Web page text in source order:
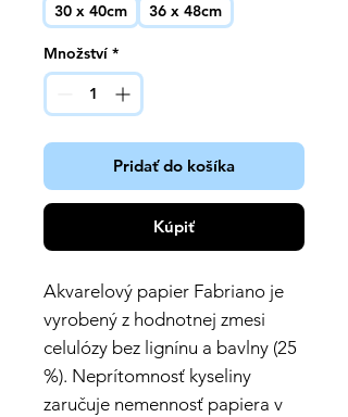
30 x 40cm
36 x 48cm
Množství *
Pridať do košíka
Kúpiť
Akvarelový papier Fabriano je
vyrobený z hodnotnej zmesi
celulózy bez lignínu a bavlny (25
%). Neprítomnosť kyseliny
zaručuje nemennosť papiera v